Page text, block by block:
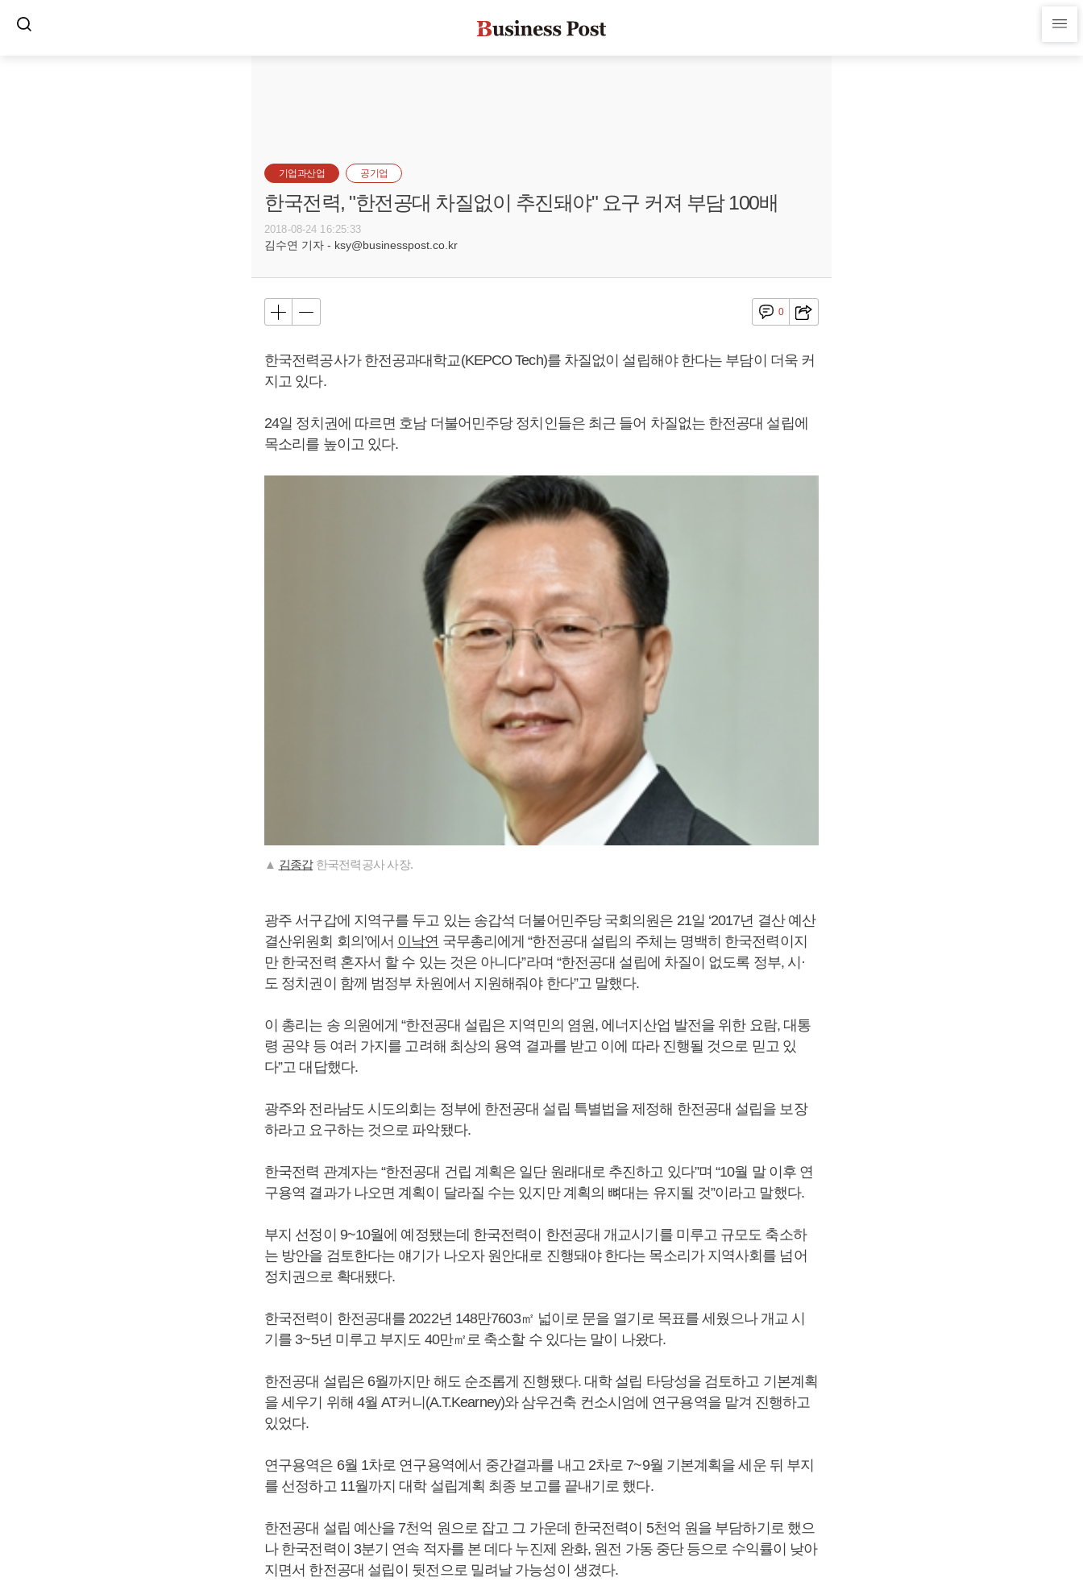
기업과산업 공기업
한국전력, "한전공대 차질없이 추진돼야" 요구 커져 부담 100배
2018-08-24 16:25:33
김수연 기자 - ksy@businesspost.co.kr
0
한국전력공사가 한전공과대학교(KEPCO Tech)를 차질없이 설립해야 한다는 부담이 더욱 커
지고 있다.
24일 정치권에 따르면 호남 더불어민주당 정치인들은 최근 들어 차질없는 한전공대 설립에
목소리를 높이고 있다.
▲ 김종갑한국전력공사 사장.
광주 서구갑에 지역구를 두고 있는 송갑석 더불어민주당 국회의원은 21일 ‘2017년 결산 예산
결산위원회 회의’에서 이낙연 국무총리에게 “한전공대 설립의 주체는 명백히 한국전력이지
만 한국전력 혼자서 할 수 있는 것은 아니다”라며 “한전공대 설립에 차질이 없도록 정부, 시·
도 정치권이 함께 범정부 차원에서 지원해줘야 한다”고 말했다.
이 총리는 송 의원에게 “한전공대 설립은 지역민의 염원, 에너지산업 발전을 위한 요람, 대통
령 공약 등 여러 가지를 고려해 최상의 용역 결과를 받고 이에 따라 진행될 것으로 믿고 있
다”고 대답했다.
광주와 전라남도 시도의회는 정부에 한전공대 설립 특별법을 제정해 한전공대 설립을 보장
하라고 요구하는 것으로 파악됐다.
한국전력 관계자는 “한전공대 건립 계획은 일단 원래대로 추진하고 있다”며 “10월 말 이후 연
구용역 결과가 나오면 계획이 달라질 수는 있지만 계획의 뼈대는 유지될 것”이라고 말했다.
부지 선정이 9~10월에 예정됐는데 한국전력이 한전공대 개교시기를 미루고 규모도 축소하
는 방안을 검토한다는 얘기가 나오자 원안대로 진행돼야 한다는 목소리가 지역사회를 넘어
정치권으로 확대됐다.
한국전력이 한전공대를 2022년 148만7603㎡ 넓이로 문을 열기로 목표를 세웠으나 개교 시
기를 3~5년 미루고 부지도 40만㎡로 축소할 수 있다는 말이 나왔다.
한전공대 설립은 6월까지만 해도 순조롭게 진행됐다. 대학 설립 타당성을 검토하고 기본계획
을 세우기 위해 4월 AT커니(A.T.Kearney)와 삼우건축 컨소시엄에 연구용역을 맡겨 진행하고
있었다.
연구용역은 6월 1차로 연구용역에서 중간결과를 내고 2차로 7~9월 기본계획을 세운 뒤 부지
를 선정하고 11월까지 대학 설립계획 최종 보고를 끝내기로 했다.
한전공대 설립 예산을 7천억 원으로 잡고 그 가운데 한국전력이 5천억 원을 부담하기로 했으
나 한국전력이 3분기 연속 적자를 본 데다 누진제 완화, 원전 가동 중단 등으로 수익률이 낮아
지면서 한전공대 설립이 뒷전으로 밀려날 가능성이 생겼다.